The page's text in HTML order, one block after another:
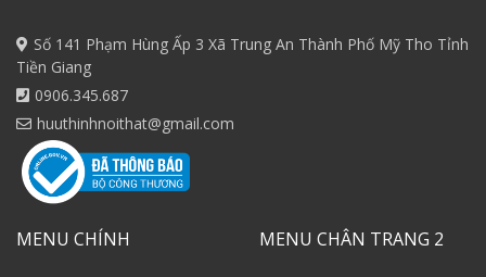
Số 141 Phạm Hùng Ấp 3 Xã Trung An Thành Phố Mỹ Tho Tỉnh
Tiền Giang
0906.345.687
huuthinhnoithat@gmail.com
MENU CHÍNH MENU CHÂN TRANG 2